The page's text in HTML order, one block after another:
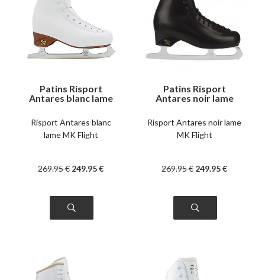
Patins Risport
Antares blanc lame
Risport Antares blanc
lame MK Flight
269.95€ 249.95€
Patins Risport
Antares noir lame
Risport Antares noir lame
MK Flight
269.95€ 249.95€